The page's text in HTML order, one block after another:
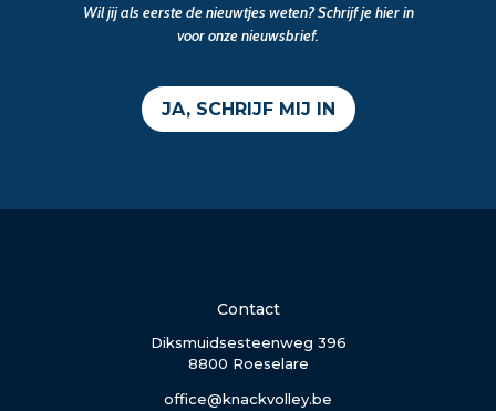
Wil jij als eerste de nieuwtjes weten? Schrijf je hier in
voor onze nieuwsbrief.
JA, SCHRIJF MIJ IN
Contact
Diksmuidsesteenweg 396
8800 Roeselare
office@knackvolley.be